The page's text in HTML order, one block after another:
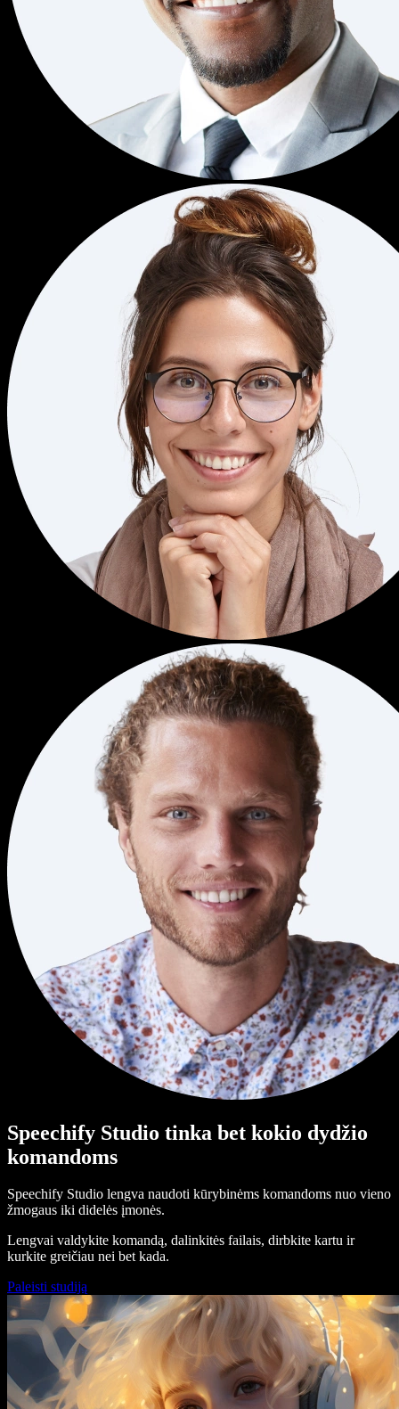
Speechify Studio tinka bet kokio dydžio
komandoms
Speechify Studio lengva naudoti kūrybinėms komandoms nuo vieno
žmogaus iki didelės įmonės.
Lengvai valdykite komandą, dalinkitės failais, dirbkite kartu ir
kurkite greičiau nei bet kada.
Paleisti studiją